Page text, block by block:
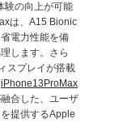
験の向上が可能
は、A15 Bionic
電力性能を備
します。さら
スプレイが搭載
iPhone13ProMax
合した、ユーザ
提供するApple